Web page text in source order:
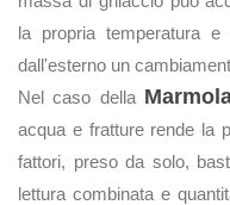
la propria temperatura
dall'esterno un
Nel caso della
acqua e fratture rende la
fattori, preso da solo,
lettura combinata e